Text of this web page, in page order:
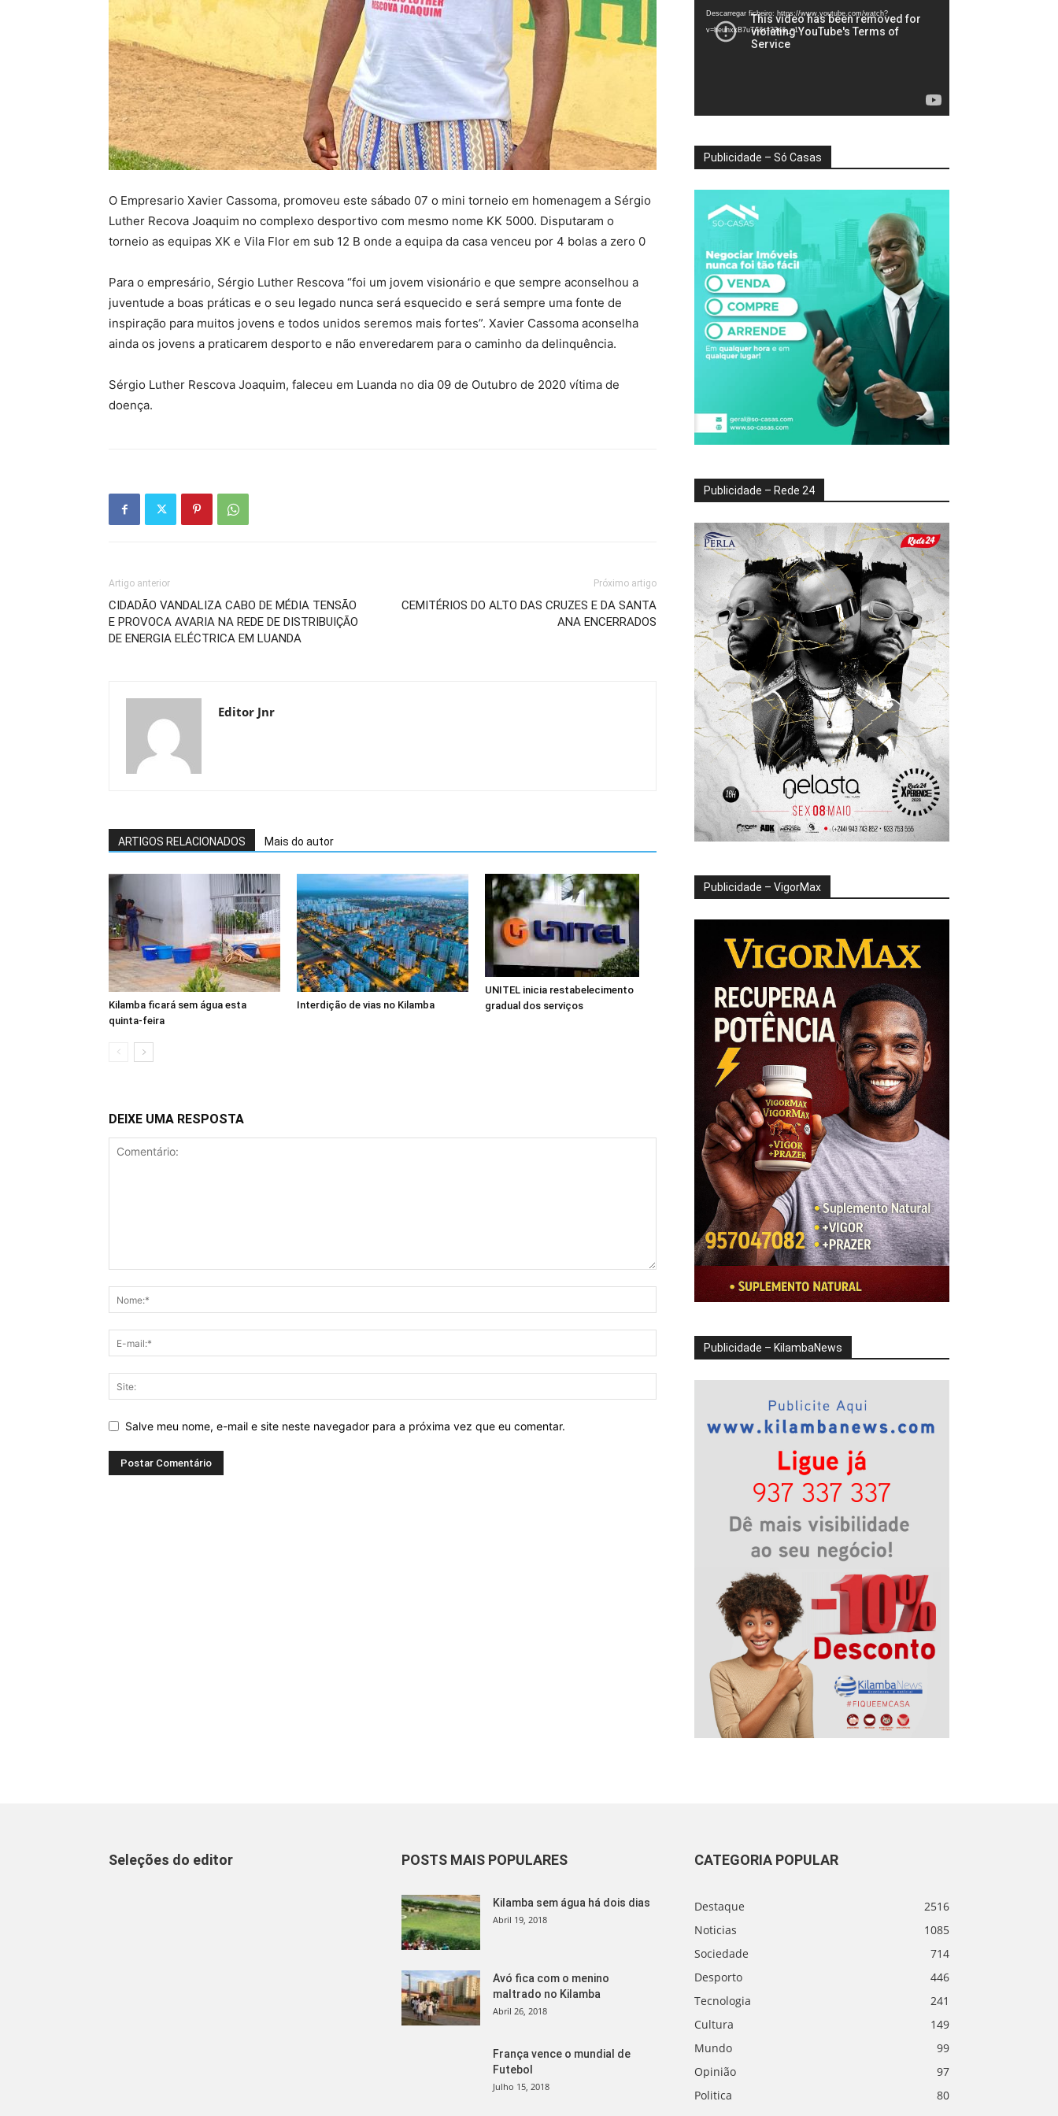
O Empresario Xavier Cassoma, promoveu este sábado 07 o mini torneio em homenagem a Sérgio
Luther Recova Joaquim no complexo desportivo com mesmo nome KK 5000. Disputaram o
torneio as equipas XK e Vila Flor em sub 12 B onde a equipa da casa venceu por 4 bolas a zero 0
Para o empresário, Sérgio Luther Rescova “foi um jovem visionário e que sempre aconselhou a
juventude a boas práticas e o seu legado nunca será esquecido e será sempre uma fonte de
inspiração para muitos jovens e todos unidos seremos mais fortes”. Xavier Cassoma aconselha
ainda os jovens a praticarem desporto e não enveredarem para o caminho da delinquência.
Sérgio Luther Rescova Joaquim, faleceu em Luanda no dia 09 de Outubro de 2020 vítima de
doença.
Artigo anterior
CIDADÃO VANDALIZA CABO DE MÉDIA TENSÃO
E PROVOCA AVARIA NA REDE DE DISTRIBUIÇÃO
DE ENERGIA ELÉCTRICA EM LUANDA
Próximo artigo
CEMITÉRIOS DO ALTO DAS CRUZES E DA SANTA
ANA ENCERRADOS
Editor Jnr
ARTIGOS RELACIONADOS Mais do autor
Kilamba ficará sem água esta
quinta-feira
Interdição de vias no Kilamba
UNITEL inicia restabelecimento
gradual dos serviços
DEIXE UMA RESPOSTA
Salve meu nome, e-mail e site neste navegador para a próxima vez que eu comentar.
vídeo
Descarregar ficheiro: https://www.youtube.com/watch?
v=heunxxB7uTA&t=22s&_=1
Publicidade – Só Casas
Publicidade – Rede 24
Publicidade – VigorMax
Publicidade – KilambaNews
Seleções do editor POSTS MAIS POPULARES
Kilamba sem água há dois dias
Abril 19, 2018
Avó fica com o menino
maltrado no Kilamba
Abril 26, 2018
França vence o mundial de
Futebol
Julho 15, 2018
CATEGORIA POPULAR
Destaque
2516
Noticias
1085
Sociedade
714
Desporto
446
Tecnologia
241
Cultura
149
Mundo
99
Opinião
97
Politica
80